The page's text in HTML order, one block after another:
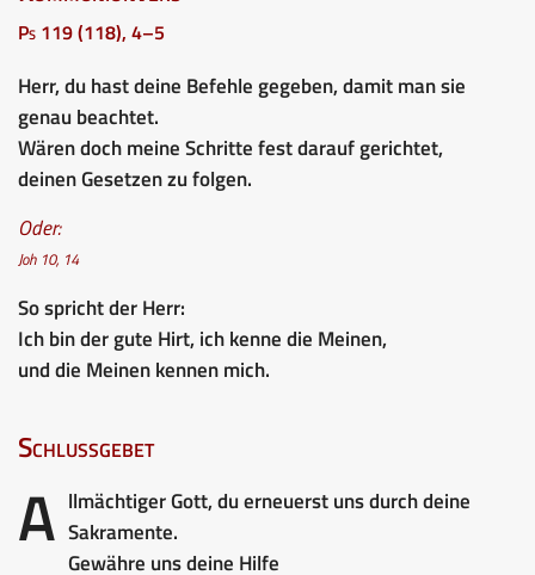
Ps 119 (118), 4–5
Herr, du hast deine Befehle gegeben, damit man sie
genau beachtet.
Wären doch meine Schritte fest darauf gerichtet,
deinen Gesetzen zu folgen.
Oder:
Joh 10, 14
So spricht der Herr:
Ich bin der gute Hirt, ich kenne die Meinen,
und die Meinen kennen mich.
Schlussgebet
A llmächtiger Gott, du erneuerst uns durch deine
Sakramente.
Gewähre uns deine Hilfe